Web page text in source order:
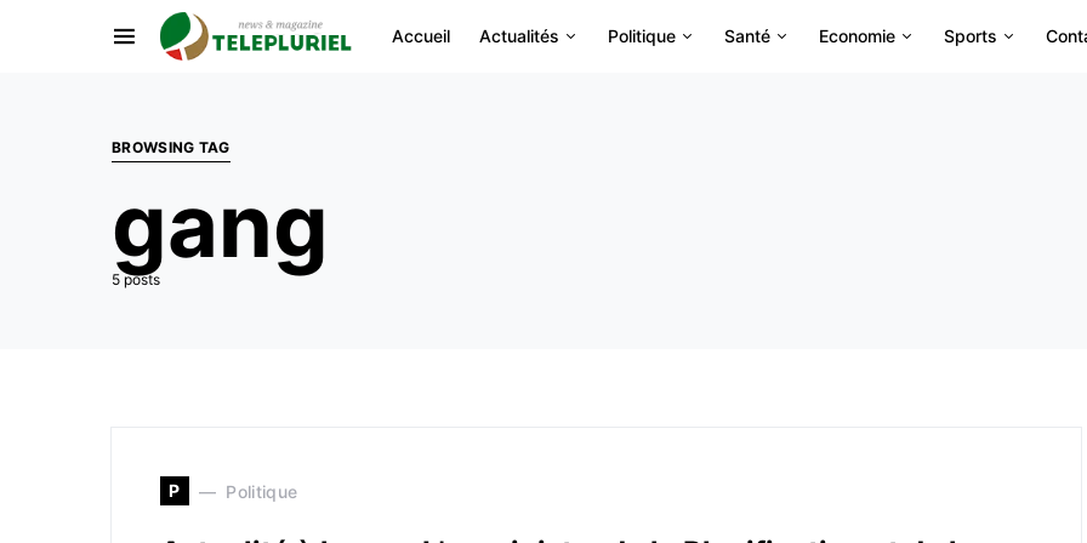
Accueil Actualités Politique Santé Economie Sports
BROWSING TAG
gang
5 posts
P Politique